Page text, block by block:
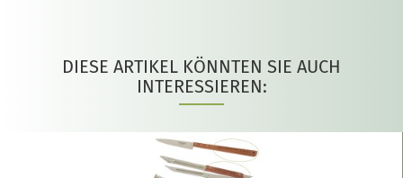
DIESE ARTIKEL KÖNNTEN SIE AUCH
INTERESSIEREN: